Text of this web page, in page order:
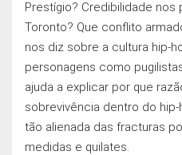
Prestígio? Credibilidade
Toronto? Que conflito
nos diz sobre a cultura hip-
personagens como
ajuda a explicar por que
sobrevivência dentro do
tão alienada das fracturas
medidas e quilates.